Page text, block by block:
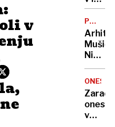
v
na
nov
rekord
CENTER
Mušič:
Nikoli
nisem
da je
to v
moji
Zaradi
v